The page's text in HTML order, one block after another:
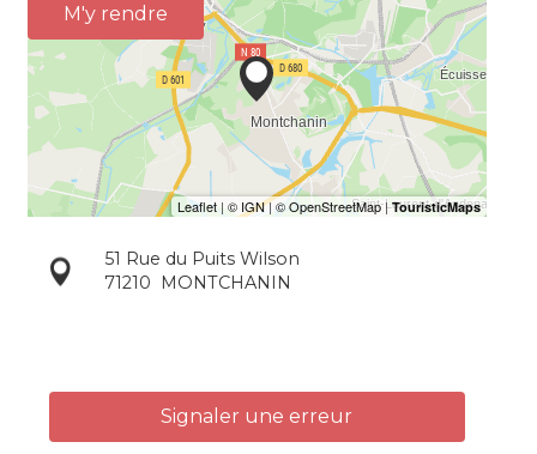
M'y rendre
51 Rue du Puits Wilson
71210
MONTCHANIN
Signaler une erreur